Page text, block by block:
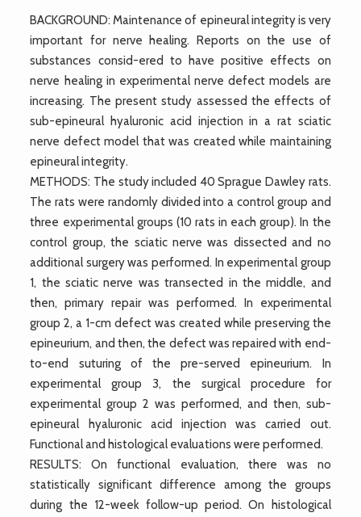
BACKGROUND: Maintenance of epineural integrity is very
important for nerve healing. Reports on the use of
substances consid-ered to have positive effects on
nerve healing in experimental nerve defect models are
increasing. The present study assessed the effects of
sub-epineural hyaluronic acid injection in a rat sciatic
nerve defect model that was created while maintaining
epineural integrity.
METHODS: The study included 40 Sprague Dawley rats.
The rats were randomly divided into a control group and
three experimental groups (10 rats in each group). In the
control group, the sciatic nerve was dissected and no
additional surgery was performed. In experimental group
1, the sciatic nerve was transected in the middle, and
then, primary repair was performed. In experimental
group 2, a 1-cm defect was created while preserving the
epineurium, and then, the defect was repaired with end-
to-end suturing of the pre-served epineurium. In
experimental group 3, the surgical procedure for
experimental group 2 was performed, and then, sub-
epineural hyaluronic acid injection was carried out.
Functional and histological evaluations were performed.
RESULTS: On functional evaluation, there was no
statistically significant difference among the groups
during the 12-week follow-up period. On histological